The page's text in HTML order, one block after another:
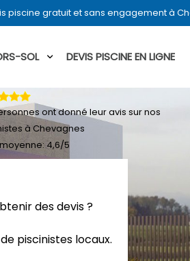
piscine gratuit et sans engagement à
SOL DEVIS PISCINE EN LIGNE
des devis ?
piscinistes locaux.
ont donné leuravis sur nos
à Chevagnes
4,6/5